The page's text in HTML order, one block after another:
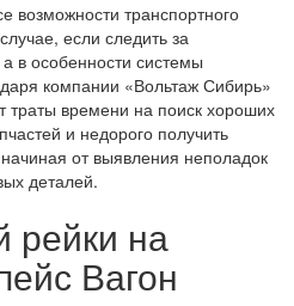
возможности транспортного
если следить за
в особенности системы
компании «Вольтаж Сибирь»
траты времени на поиск хороших
и недорого получить
от выявления неполадок
деталей.
рейки на
Вагон